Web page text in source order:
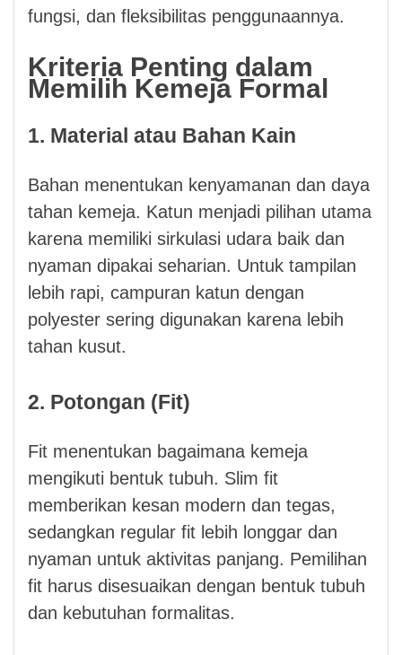
fungsi, dan fleksibilitas penggunaannya.
Kriteria Penting dalam
Memilih Kemeja Formal
1. Material atau Bahan Kain
Bahan menentukan kenyamanan dan daya
tahan kemeja. Katun menjadi pilihan utama
karena memiliki sirkulasi udara baik dan
nyaman dipakai seharian. Untuk tampilan
lebih rapi, campuran katun dengan
polyester sering digunakan karena lebih
tahan kusut.
2. Potongan (Fit)
Fit menentukan bagaimana kemeja
mengikuti bentuk tubuh. Slim fit
memberikan kesan modern dan tegas,
sedangkan regular fit lebih longgar dan
nyaman untuk aktivitas panjang. Pemilihan
fit harus disesuaikan dengan bentuk tubuh
dan kebutuhan formalitas.